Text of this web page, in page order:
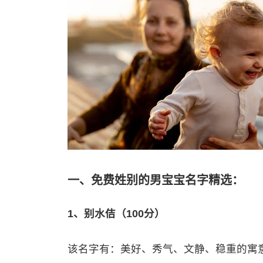
一、免费姓别的男宝宝名字精选：
1、别水佶（100分）
该名字有：美好、秀气、文静、稳重的寓